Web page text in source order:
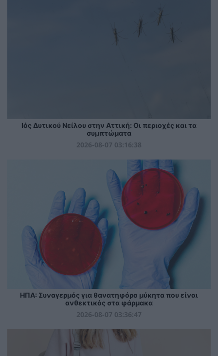
Ιός Δυτικού Νείλου στην Αττική: Οι περιοχές και τα
συμπτώματα
2026-08-07 03:16:38
ΗΠΑ: Συναγερμός για θανατηφόρο μύκητα που είναι
ανθεκτικός στα φάρμακα
2026-08-07 03:36:47